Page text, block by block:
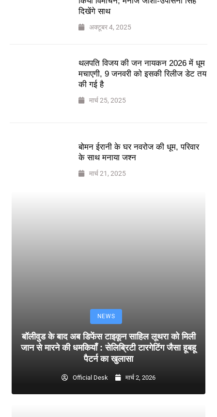
दिखेंगे साथ
अक्टूबर 4, 2025
थलपति विजय की जन नायकन 2026 में धूम
मचाएगी, 9 जनवरी को इसकी रिलीज डेट तय
की गई है
मार्च 25, 2025
बोमन ईरानी के घर नवरोज की धूम, परिवार
के साथ मनाया जश्न
मार्च 21, 2025
NEWS
बॉलीवुड के बाद अब डिफेंस टाइकून साहिल लूथरा को मिली
जान से मारने की धमकियाँ : सेलिब्रिटी टारगेटिंग जैसा हूबहू
पैटर्न का खुलासा
Official Desk मार्च 2, 2026